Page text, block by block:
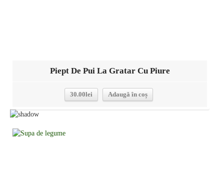
Piept De Pui La Gratar Cu Piure
30.00lei Adaugă în coș